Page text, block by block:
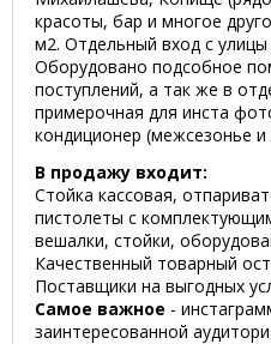
красоты, бар и многое
м2. Отдельный вход с
Оборудовано подсобное
поступлений, а так же в
примерочная для инста
кондиционер (межсезонье
В продажу входит:
Стойка кассовая,
пистолеты с
вешалки, стойки,
Качественный товарный
Поставщики на выгодных
Самое важное -
заинтересованной